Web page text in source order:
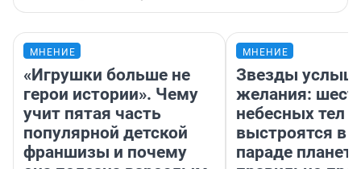
МНЕНИЕ
«Игрушки больше не
герои истории». Чему
учит пятая часть
популярной детской
франшизы и почему
МНЕНИЕ
Звезды
желания:
небесных тел
выстроятся в
параде планет